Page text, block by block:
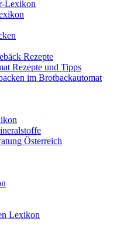
Lexikon
Rezepte
Rezepte und Tipps
im Brotbackautomat
Österreich
Lexikon